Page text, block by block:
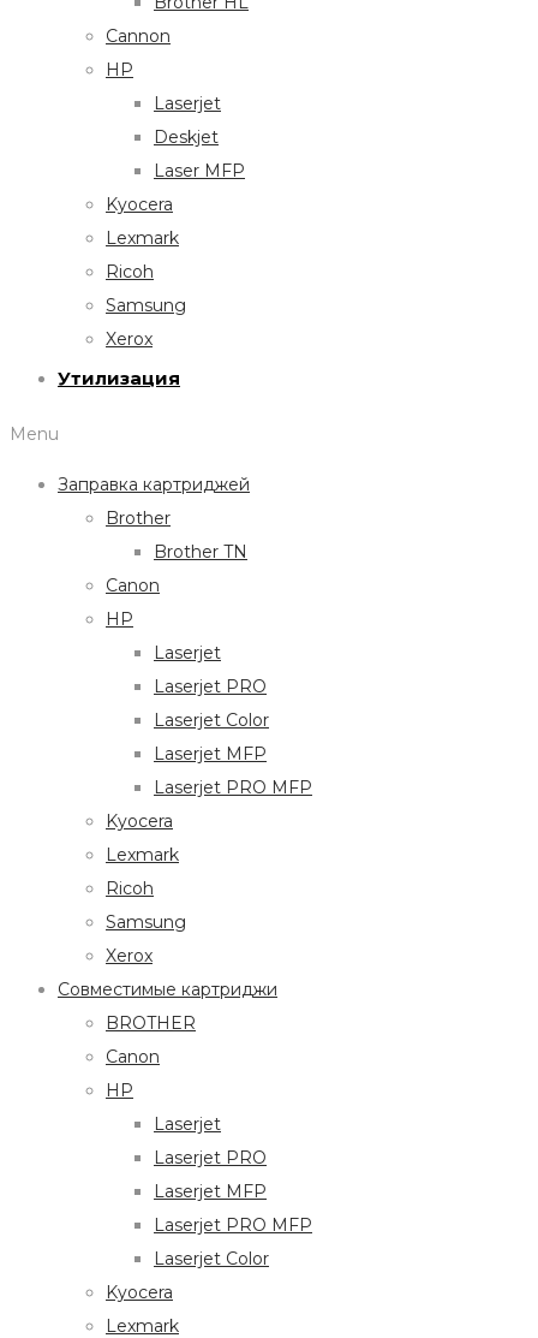
Cannon
HP
Laserjet
Deskjet
Laser MFP
Kyocera
Lexmark
Ricoh
Samsung
Xerox
Утилизация
Menu
Заправка картриджей
Brother
Brother TN
Canon
HP
Laserjet
Laserjet PRO
Laserjet Color
Laserjet MFP
Laserjet PRO MFP
Kyocera
Lexmark
Ricoh
Samsung
Xerox
Совместимые картриджи
BROTHER
Canon
HP
Laserjet
Laserjet PRO
Laserjet MFP
Laserjet PRO MFP
Laserjet Color
Kyocera
Lexmark